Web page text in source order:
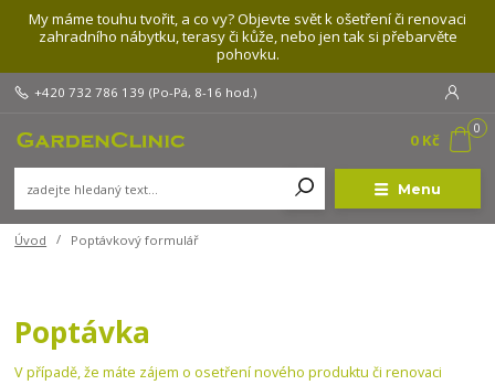
My máme touhu tvořit, a co vy? Objevte svět k ošetření či renovaci
zahradního nábytku, terasy či kůže, nebo jen tak si přebarvěte
pohovku.
Menu
+420 732 786 139 (Po-Pá, 8-16 hod.)
0
0 Kč
Úvod Poptávkový formulář
Poptávka
V případě, že máte zájem o osetření nového produktu či renovaci